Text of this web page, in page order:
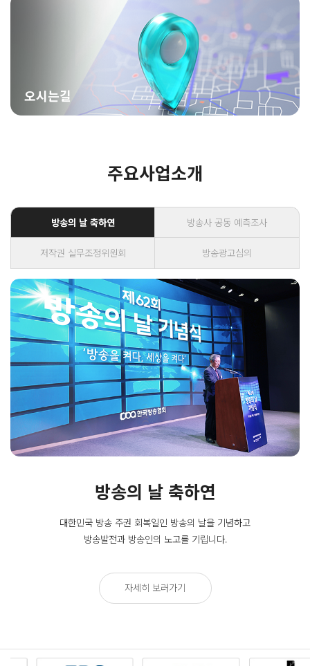
오시는길
주요사업소개
방송의 날 축하연 방송사 공동 예측조사
저작권 실무조정위원회 방송광고심의
방송의 날 축하연
대한민국 방송 주권 회복일인 방송의 날을 기념하고
방송발전과 방송인의 노고를 기립니다.
자세히 보러가기